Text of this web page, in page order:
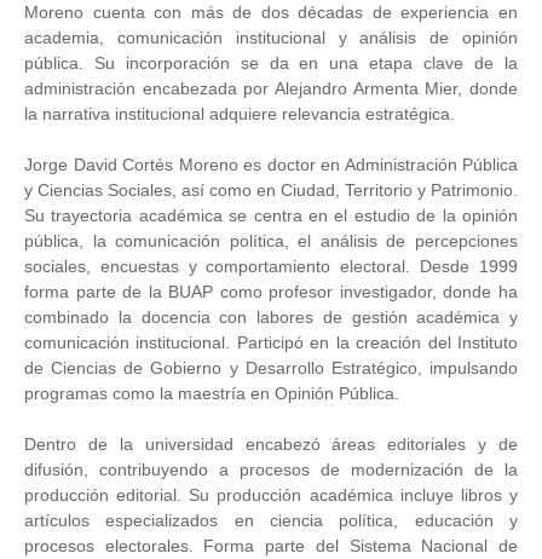
Moreno cuenta con más de dos décadas de experiencia en
academia, comunicación institucional y análisis de opinión
pública. Su incorporación se da en una etapa clave de la
administración encabezada por Alejandro Armenta Mier, donde
la narrativa institucional adquiere relevancia estratégica.
Jorge David Cortés Moreno es doctor en Administración Pública
y Ciencias Sociales, así como en Ciudad, Territorio y Patrimonio.
Su trayectoria académica se centra en el estudio de la opinión
pública, la comunicación política, el análisis de percepciones
sociales, encuestas y comportamiento electoral. Desde 1999
forma parte de la BUAP como profesor investigador, donde ha
combinado la docencia con labores de gestión académica y
comunicación institucional. Participó en la creación del Instituto
de Ciencias de Gobierno y Desarrollo Estratégico, impulsando
programas como la maestría en Opinión Pública.
Dentro de la universidad encabezó áreas editoriales y de
difusión, contribuyendo a procesos de modernización de la
producción editorial. Su producción académica incluye libros y
artículos especializados en ciencia política, educación y
procesos electorales. Forma parte del Sistema Nacional de